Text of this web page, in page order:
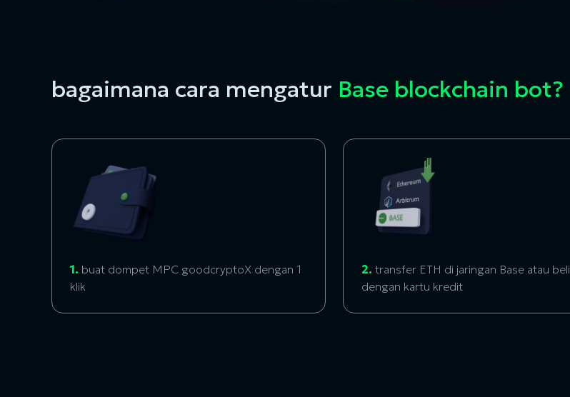
bagaimana cara mengatur Base blockchain bot?
1. buat dompet MPC goodcryptoX dengan 1
klik
2. transfer ETH di jaringan Base atau beli
dengan kartu kredit